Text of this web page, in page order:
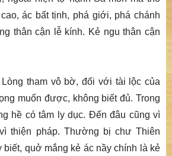
ác bất tịnh, phá giới, phá chánh
thân cận lễ kính. Kẻ ngu thân cận
tham vô bờ, đối với tài lộc của
muốn được, không biết đủ. Trong
hề có tâm ly dục. Đến đâu cũng vì
thiện pháp. Thường bị chư Thiên
biết, quở mắng kẻ ác nầy chính là kẻ